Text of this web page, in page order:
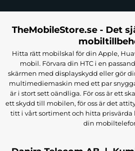
TheMobileStore.se - Det
Hitta rätt mobilskal för din Apple,
mobil. Förvara din HTC i en
skärmen med displayskydd eller gör
multimediemaskin med ett par
är i stort sett oändliga. För oss är ett
ett skydd till mobilen, för oss är det
titt i vårt sortiment och hitta prisvärda
din